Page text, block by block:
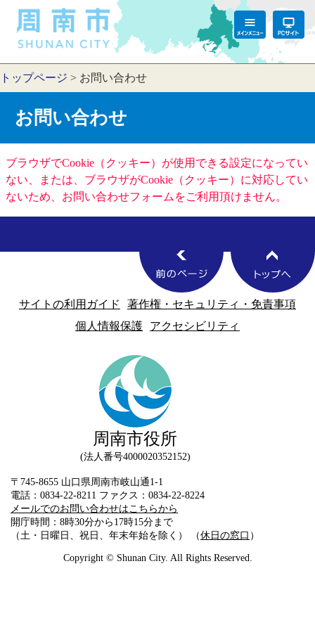
トップページ > お問い合わせ
お問い合わせ
ブラウザでCookie（クッキー）が使用できる設定になってい
ない、または、ブラウザがCookie（クッキー）に対応してい
ないため、お問い合わせフォームをご利用頂けません。
サイトの利用ガイド
著作権・セキュリティ・免責事項
個人情報保護
アクセシビリティ
周南市役所
法人番号4000020352152
〒745-8655 山口県周南市岐山通1-1
電話：0834-22-8211 ファクス：0834-22-8224
メールでのお問い合わせはこちらから
開庁時間：8時30分から17時15分まで
（土・日曜日、祝日、年末年始を除く） （休日の窓口 ）
Copyright © Shunan City. All Rights Reserved.